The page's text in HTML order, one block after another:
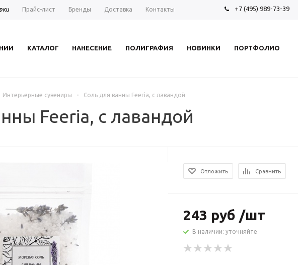
Прайс-лист Бренды Доставка Контакты +7 (495) 989-73-39
КАТАЛОГ НАНЕСЕНИЕ ПОЛИГРАФИЯ НОВИНКИ ПОРТФОЛИО
Интерьерные сувениры - Соль для ванны Feeria, с лавандой
Feeria, с лавандой
Отложить Сравнить
243 руб /шт
В наличии: уточняйте